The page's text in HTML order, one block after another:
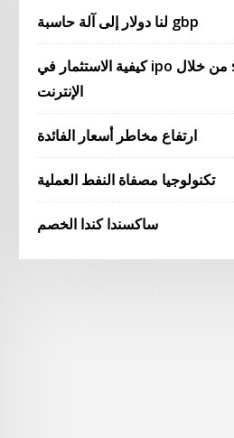
لنا دولار إلى آلة حاسبة gbp
كيفية الاستثمار في ipo من خلال sbi عبر
الإنترنت
ارتفاع مخاطر أسعار الفائدة
تكنولوجيا مصفاة النفط العملية
ساكسندا كندا الخصم